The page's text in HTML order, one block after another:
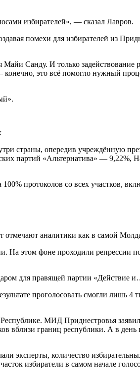
избирателей», — сказал Лавров.
помехи для избирателей из
Санду. И только задействование
конечно, это всё помогло нужный
страны, опередив учреждённую
партий «Альтернатива» — 9,22%,
протоколов со всех участков,
аналитики как в самой
На этом фоне проходили репрессии
для правящей партии «Действие
проголосовать смогли лишь 4
МИД Приднестровья
вблизи границ республики. А в день
эксперты, количество
избиратели в самом начале